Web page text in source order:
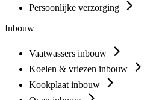
Persoonlijke verzorging
Inbouw
Vaatwassers inbouw
Koelen & vriezen inbouw
Kookplaat inbouw